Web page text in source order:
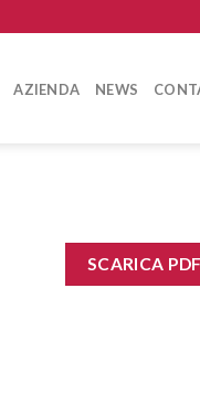
AZIENDA NEWS
SCARICA PDF